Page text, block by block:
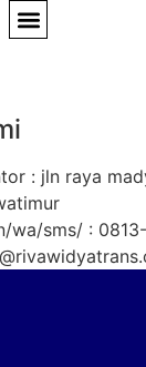
Kami
: jln raya
wa/sms/ :